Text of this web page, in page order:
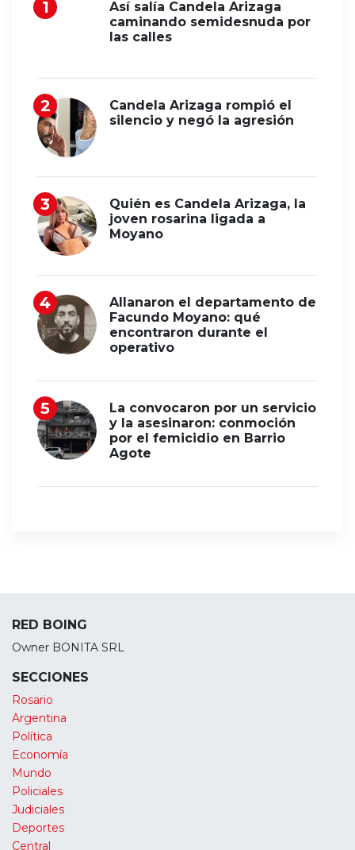
Así salía Candela Arizaga
caminando semidesnuda por
las calles
Candela Arizaga rompió el
silencio y negó la agresión
Quién es Candela Arizaga, la
joven rosarina ligada a
Moyano
Allanaron el departamento de
Facundo Moyano: qué
encontraron durante el
operativo
La convocaron por un servicio
y la asesinaron: conmoción
por el femicidio en Barrio
Agote
RED BOING
Owner BONITA SRL
SECCIONES
Rosario
Argentina
Política
Economía
Mundo
Policiales
Judiciales
Deportes
Central